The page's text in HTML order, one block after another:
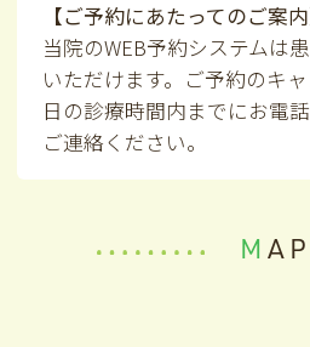
【ご予約にあたってのご案内
当院のWEB予約システムは
いただけます。ご予約のキ
日の診療時間内までにお電
ご連絡ください。
MAP